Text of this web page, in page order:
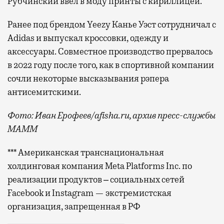
Ранее под брендом Yeezy Канье Уэст сотрудничал с
Adidas и выпускал кроссовки, одежду и
аксессуары. Совместное производство прервалось
в 2022 году после того, как в спортивной компании
сочли некоторые высказывания рэпера
антисемитскими.
Фото: Иван Ерофеев/afisha.ru, архив пресс-службы
МАММ
*** Американская транснациональная
холдинговая компания Meta Platforms Inc. по
реализации продуктов ‒ социальных сетей
Facebook и Instagram — экстремистская
организация, запрещенная в РФ